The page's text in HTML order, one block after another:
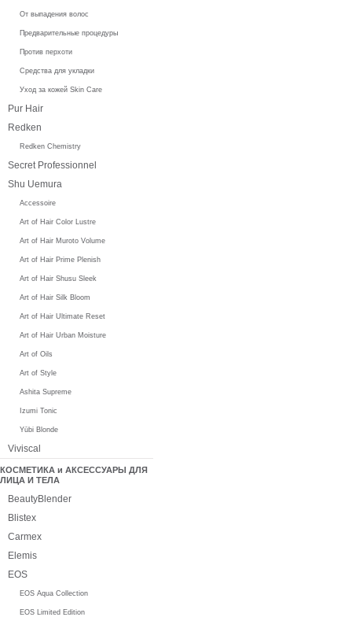
От выпадения волос
Предварительные процедуры
Против перхоти
Средства для укладки
Уход за кожей Skin Care
Pur Hair
Redken
Redken Chemistry
Secret Professionnel
Shu Uemura
Accessoire
Art of Hair Color Lustre
Art of Hair Muroto Volume
Art of Hair Prime Plenish
Art of Hair Shusu Sleek
Art of Hair Silk Bloom
Art of Hair Ultimate Reset
Art of Hair Urban Moisture
Art of Oils
Art of Style
Ashita Supreme
Izumi Tonic
Yūbi Blonde
Viviscal
КОСМЕТИКА и АКСЕССУАРЫ ДЛЯ
ЛИЦА И ТЕЛА
BeautyBlender
Blistex
Carmex
Elemis
EOS
EOS Aqua Collection
EOS Limited Edition